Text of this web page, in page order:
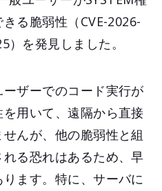
る脆弱性（CVE-2026-
）を発見しました。
ザーでのコード実行が
用いて、遠隔から直接
んが、他の脆弱性と組
る恐れはあるため、早
ます。特に、サーバに